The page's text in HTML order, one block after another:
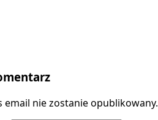
email nie zostanie opublikowany.